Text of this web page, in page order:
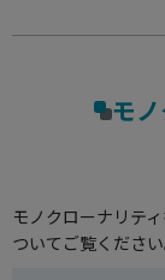
モ
モノクローナリテ
ついてご覧ください